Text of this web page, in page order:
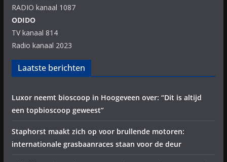
RADIO kanaal 1087
ODIDO
TV kanaal 814
Radio kanaal 2023
Laatste berichten
Luxor neemt bioscoop in Hoogeveen over: “Dit is altijd
een topbioscoop geweest”
Staphorst maakt zich op voor brullende motoren:
internationale grasbaanraces staan voor de deur